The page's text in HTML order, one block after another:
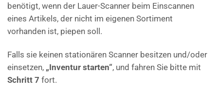
benötigt, wenn der Lauer-Scanner beim Einscannen
eines Artikels, der nicht im eigenen Sortiment
vorhanden ist, piepen soll.
Falls sie keinen stationären Scanner besitzen und/oder
einsetzen, „Inventur starten“, und fahren Sie bitte mit
Schritt 7 fort.